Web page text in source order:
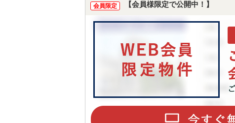
会員限定 【会員様限定で公開中！】